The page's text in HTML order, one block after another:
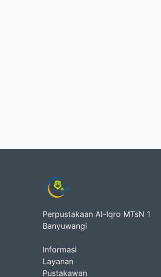
Perpustakaan Al-Iqro MTsN 1
Banyuwangi
Informasi
Layanan
Pustakawan